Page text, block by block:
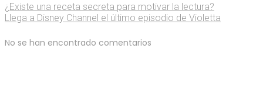
¿Existe una receta secreta para motivar la lectura?
Llega a Disney Channel el último episodio de Violetta
No se han encontrado comentarios